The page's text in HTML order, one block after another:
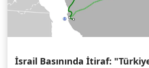
İsrail Basınında İtiraf: